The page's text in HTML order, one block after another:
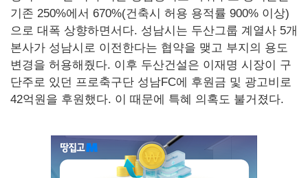
기존 250%에서 670%(건축시 허용 용적률 900% 이상)
으로 대폭 상향하면서다. 성남시는 두산그룹 계열사 5개
본사가 성남시로 이전한다는 협약을 맺고 부지의 용도
변경을 허용해줬다. 이후 두산건설은 이재명 시장이 구
단주로 있던 프로축구단 성남FC에 후원금 및 광고비로
42억원을 후원했다. 이 때문에 특혜 의혹도 불거졌다.